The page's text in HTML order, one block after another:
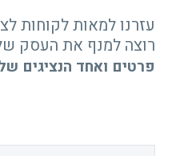
עזרנו למאות לקוחות
רוצה למנף את העסק
פרטים ואחד הנציגים